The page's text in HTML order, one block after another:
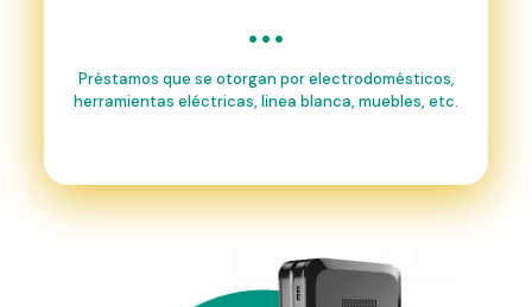
Préstamos que se otorgan por electrodomésticos,
herramientas eléctricas, linea blanca, muebles, etc.